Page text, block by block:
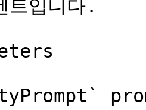
트입니다.